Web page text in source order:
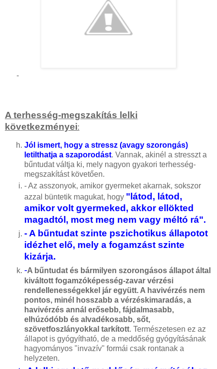
-
A terhesség-megszakítás lelki
következményei:
Jól ismert, hogy a stressz (avagy szorongás)
letilthatja a szaporodást. Vannak, akinél a stresszt a
bűntudat váltja ki, mely nagyon gyakori terhesség-
megszakítást követően.
- Az asszonyok, amikor gyermeket akarnak, sokszor
azzal büntetik magukat, hogy "látod, látod,
amikor volt gyermeked, akkor ellökted
magadtól, most meg nem vagy méltó rá".
- A bűntudat szinte pszichotikus állapotot
idézhet elő, mely a fogamzást szinte
kizárja.
-A bűntudat és bármilyen szorongásos állapot által
kiváltott fogamzóképesség-zavar vérzési
rendellenességekkel jár együtt. A havivérzés nem
pontos, minél hosszabb a vérzéskimaradás, a
havivérzés annál erősebb, fájdalmasabb,
elhúzódóbb és alvadékosabb, sőt,
szövetfoszlányokkal tarkított. Természetesen ez az
állapot is gyógyítható, de a meddőség gyógyításának
hagyományos "invazív" formái csak rontanak a
helyzeten.